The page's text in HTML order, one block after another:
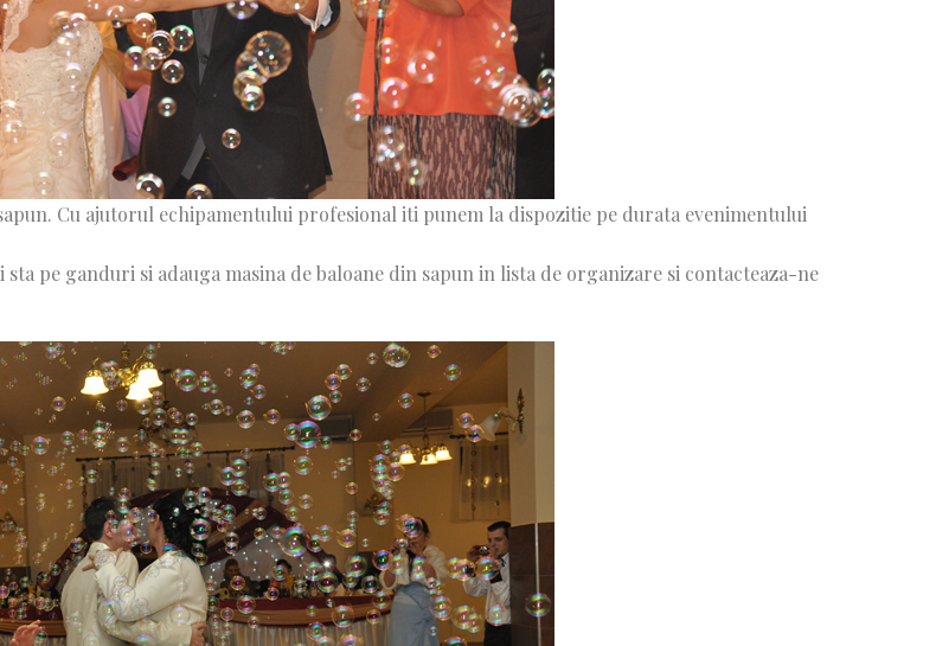
Cu ajutorul echipamentului profesional iti punem la dispozitie pe durata evenimentului
pe ganduri si adauga masina de baloane din sapun in lista de organizare si contacteaza-ne